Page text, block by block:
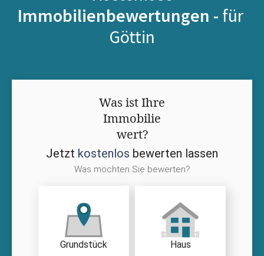
Immobilienbewertungen - für
Göttin
Was ist Ihre
Immobilie
wert?
Jetzt kostenlos bewerten lassen
Was möchten Sie bewerten?
Grundstück Haus